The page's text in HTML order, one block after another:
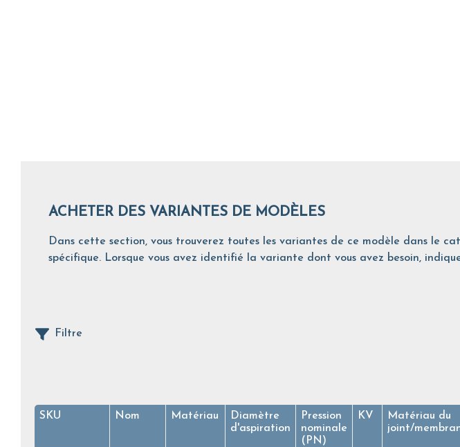
ACHETER DES VARIANTES DE MODÈLES
Dans cette section, vous trouverez toutes les variantes de ce modèle dans le
spécifique. Lorsque vous avez identifié la variante dont vous avez besoin,
Filtre
SKU Nom Matériau
Diamètre
d'aspiration
Pression
nominale
(PN)
KV
Matériau du
joint/